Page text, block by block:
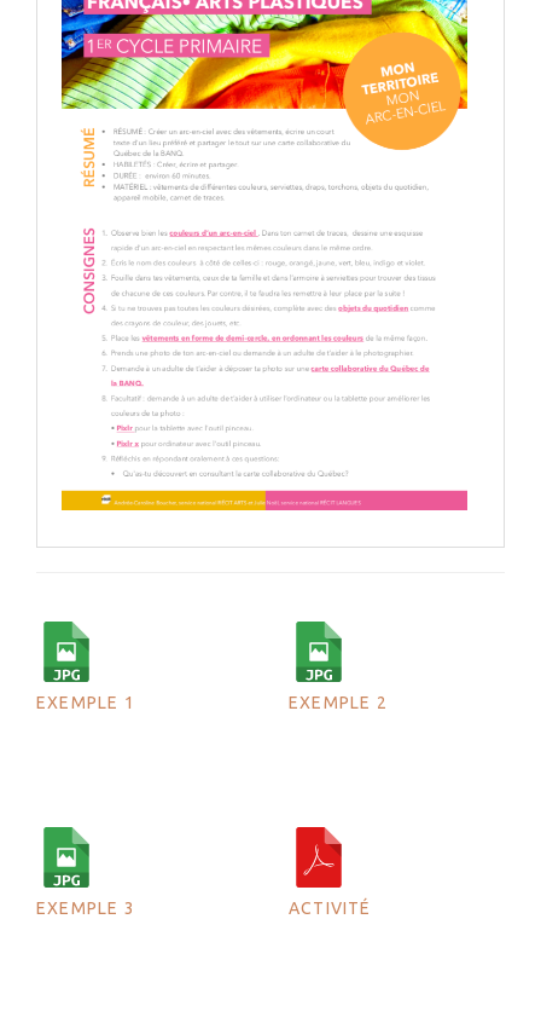
EXEMPLE 1 EXEMPLE 2
EXEMPLE 3 ACTIVITÉ